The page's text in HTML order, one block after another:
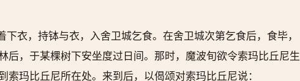
衣，持钵与衣，入舍卫城乞食。在舍卫城次第乞食后，食毕，
后，于某棵树下安坐度过日间。那时，魔波旬欲令索玛比丘尼生
玛比丘尼所在处。来到后，以偈颂对索玛比丘尼说：